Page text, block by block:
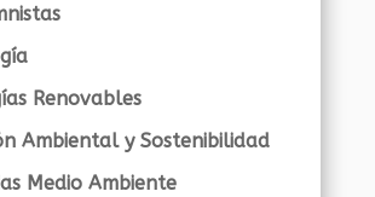
Renovables
Ambiental y Sostenibilidad
Medio Ambiente